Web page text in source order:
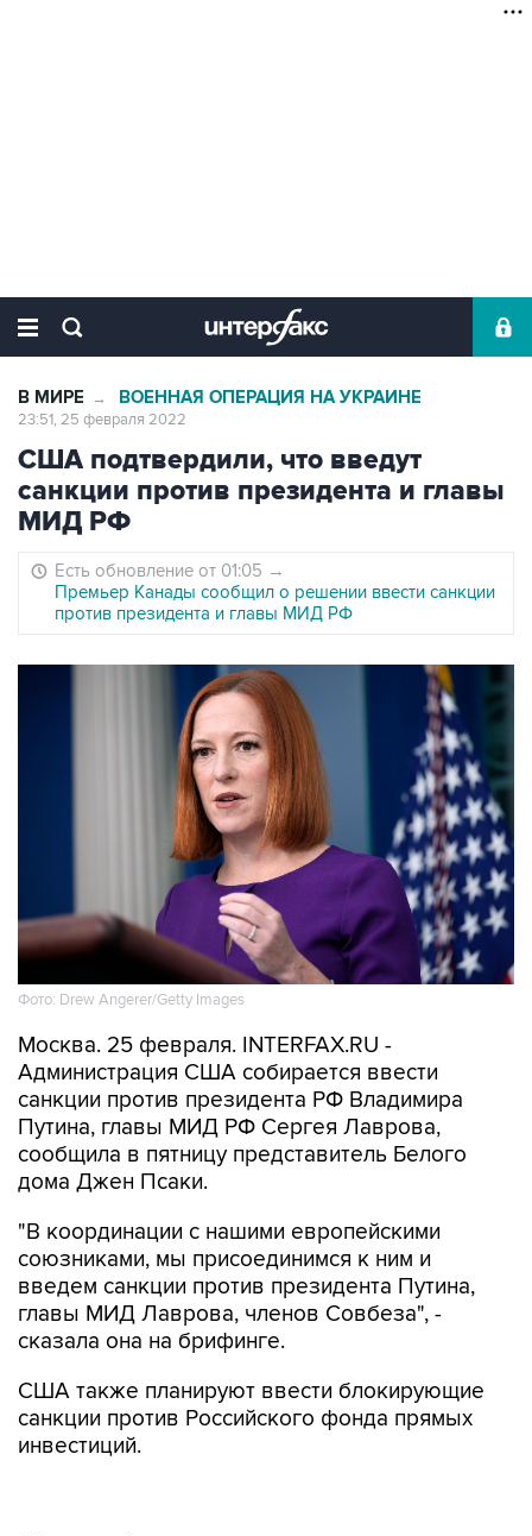
В МИРЕ → ВОЕННАЯ ОПЕРАЦИЯ НА УКРАИНЕ
23:51, 25 февраля 2022
США подтвердили, что введут
санкции против президента и главы
МИД РФ
Есть обновление от 01:05 →
Премьер Канады сообщил о решении ввести санкции
против президента и главы МИД РФ
Фото: Drew Angerer/Getty Images
Москва. 25 февраля. INTERFAX.RU -
Администрация США собирается ввести
санкции против президента РФ Владимира
Путина, главы МИД РФ Сергея Лаврова,
сообщила в пятницу представитель Белого
дома Джен Псаки.
"В координации с нашими европейскими
союзниками, мы присоединимся к ним и
введем санкции против президента Путина,
главы МИД Лаврова, членов Совбеза", -
сказала она на брифинге.
США также планируют ввести блокирующие
санкции против Российского фонда прямых
инвестиций.